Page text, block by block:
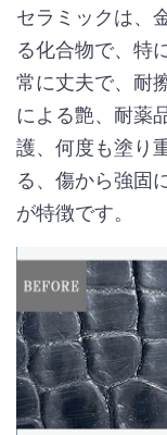
セラミックは、
る化合物で、特
常に丈夫で、耐
による艶、耐薬
護、何度も塗り
る、傷から強固
が特徴です。